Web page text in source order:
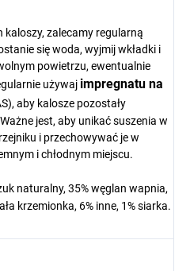
zalecamy regularną
się woda, wyjmij wkładki i
powietrzu, ewentualnie
używaj impregnatu na
aby kalosze pozostały
jest, aby unikać suszenia w
i przechowywać je w
i chłodnym miejscu.
naturalny, 35% węglan wapnia,
krzemionka, 6% inne, 1% siarka.